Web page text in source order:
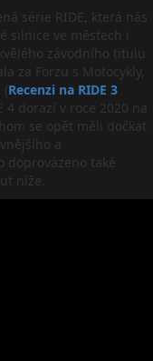
série RIDE, která nás
ve městech i
závodního titulu
za Forzu s Motocykly,
Recenzi na RIDE 3
4 dorazí v roce 2020 na
se opět měli dočkat
a
doprovázeno také
níže.